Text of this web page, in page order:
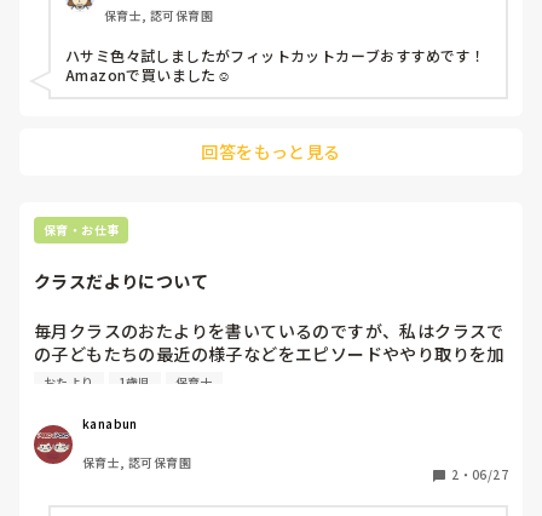
保育士, 認可保育園
ハサミ色々試しましたがフィットカットカーブおすすめです！
Amazonで買いました☺︎
回答をもっと見る
保育・お仕事
クラスだよりについて
毎月クラスのおたよりを書いているのですが、私はクラスで
の子どもたちの最近の様子などをエピソードややり取りを加
えながら写真付きで書いたりすることが多いのですが、もう
うなことを書いていますか？
おたより 1歳児 保育士
kanabun
保育士, 認可保育園
2 ・ 06/27